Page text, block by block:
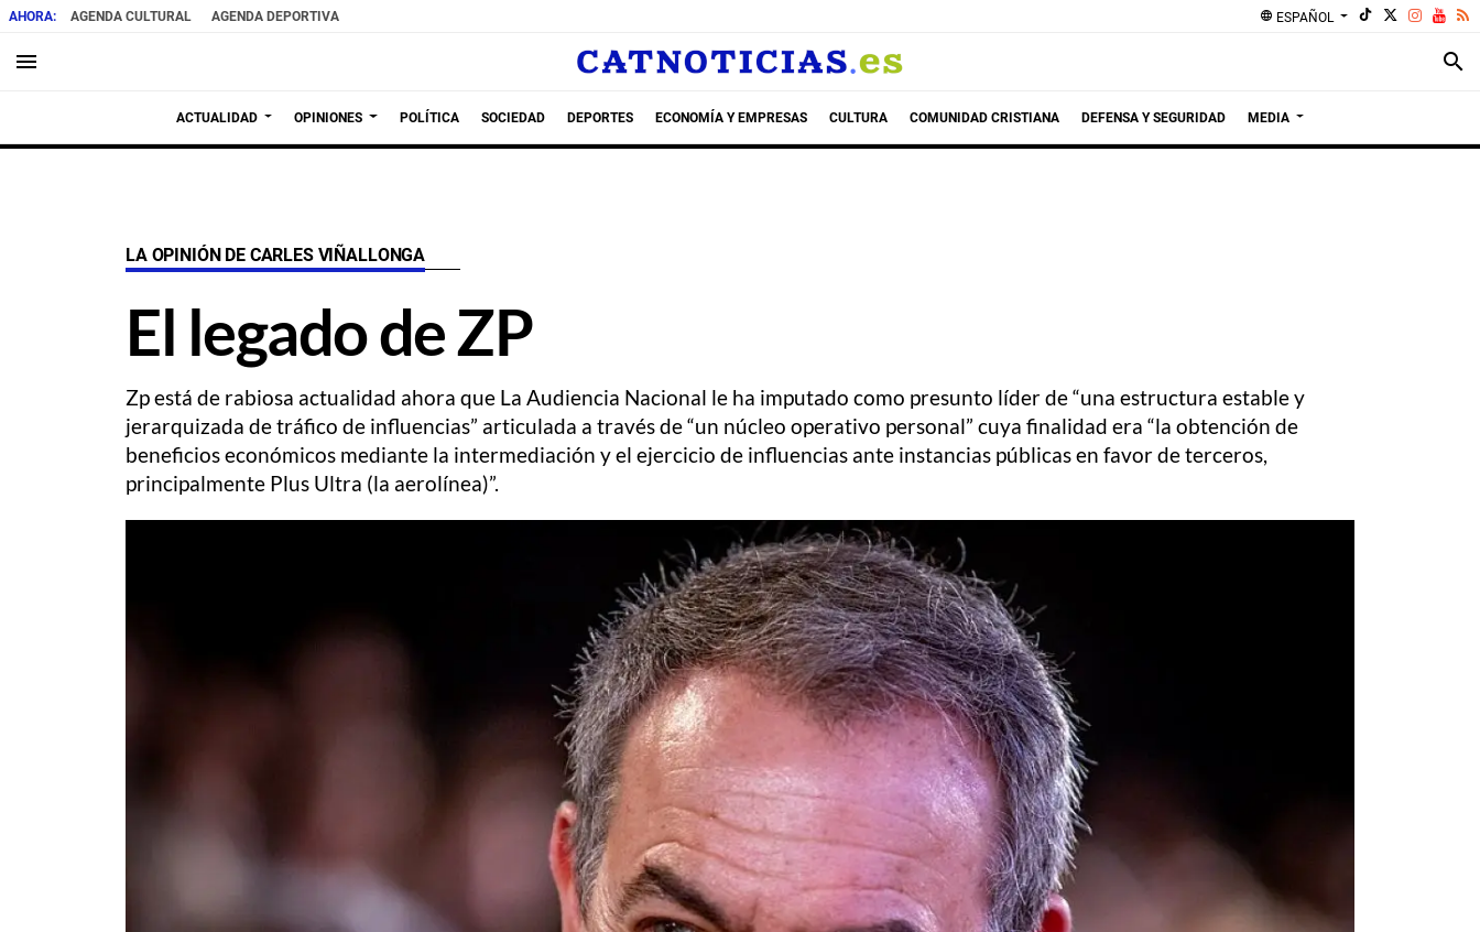
AGENDA CULTURAL AGENDA DEPORTIVA language ESPAÑOL
menu search
ACTUALIDAD OPINIONES POLÍTICA SOCIEDAD DEPORTES ECONOMÍA Y EMPRESAS CULTURA COMUNIDAD CRISTIANA DEFENSA Y SEGURIDAD MEDIA
LA OPINIÓN DE CARLES VIÑALLONGA
El legado de ZP
Zp está de rabiosa actualidad ahora que La Audiencia Nacional le ha imputado como presunto líder de “una estructura estable y
jerarquizada de tráfico de influencias” articulada a través de “un núcleo operativo personal” cuya finalidad era “la obtención de
beneficios económicos mediante la intermediación y el ejercicio de influencias ante instancias públicas en favor de terceros,
principalmente Plus Ultra (la aerolínea)”.